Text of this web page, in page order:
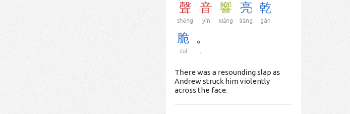
聲
shēng
音
yīn
響
xiǎng
亮
liàng
乾
gàn
脆
cuì
。
There was a resounding slap as
Andrew struck him violently
across the face.